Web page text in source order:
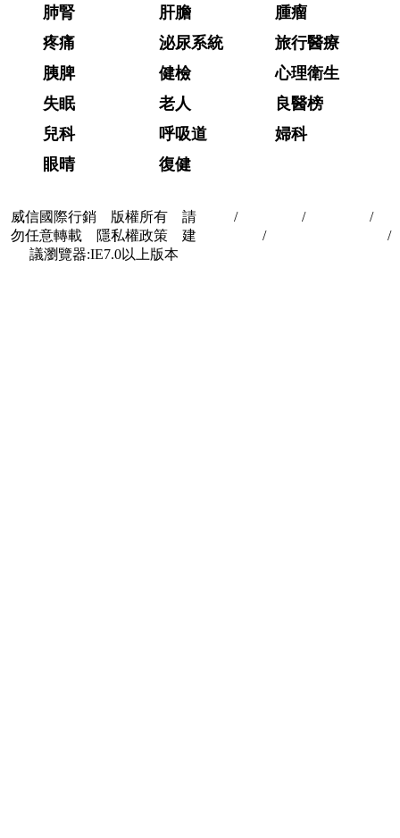
肺腎
肝膽
腫瘤
疼痛
泌尿系統
旅行醫療
胰脾
健檢
心理衛生
失眠
老人
良醫榜
兒科
呼吸道
婦科
眼晴
復健
威信國際行銷 版權所有 請
勿任意轉載 隱私權政策 建
議瀏覽器:IE7.0以上版本
/ / /
/
/